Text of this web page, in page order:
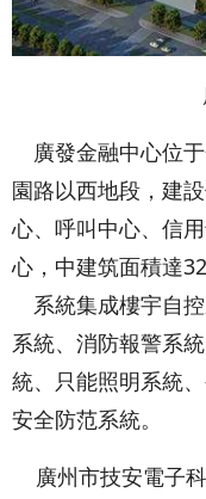
廣發金融中心位
園路以西地段，建
心、呼叫中心、信
心，中建筑面積達
系統集成樓宇自
系統、消防報警系
統、只能照明系統
安全防范系統。
廣州市技安電子